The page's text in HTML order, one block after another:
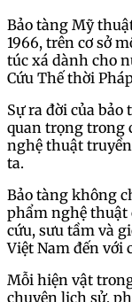
Bảo tàng Mỹ
1966, trên cơ sở
túc xá dành cho
Cứu Thế thời
Sự ra đời của
quan trọng trong
nghệ thuật
ta.
Bảo tàng không
phẩm nghệ thuật
cứu, sưu tầm và
Việt Nam đến với
Mỗi hiện vật
chuyện lịch sử,